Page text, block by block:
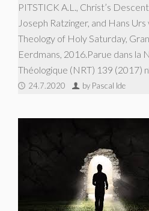
PITSTICK A.L., Christ’s
Joseph Ratzinger, and Hans
Theology of Holy Saturday,
Eerdmans, 2016.Parue dans la
Théologique (NRT) 139 (2017)
24.7.2020 by Pascal Ide